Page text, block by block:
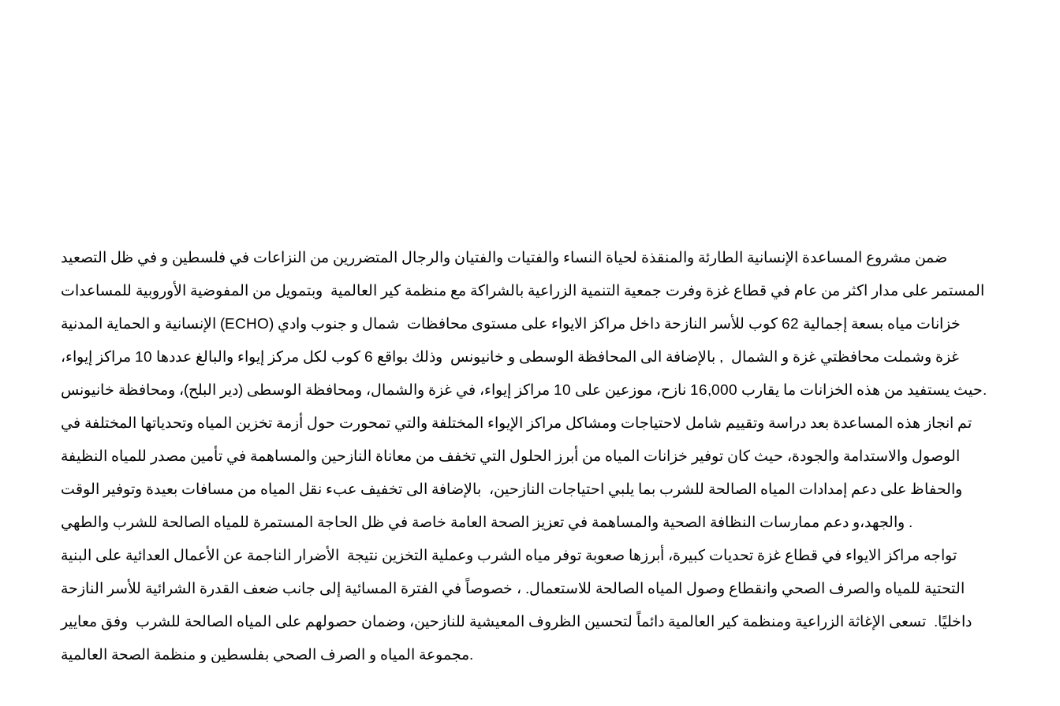
ضمن مشروع المساعدة الإنسانية الطارئة والمنقذة لحياة النساء والفتيات والفتيان والرجال المتضررين من النزاعات في فلسطين و في ظل التصعيد
المستمر على مدار اكثر من عام في قطاع غزة وفرت جمعية التنمية الزراعية بالشراكة مع منظمة كير العالمية وبتمويل من المفوضية الأوروبية للمساعدات
الإنسانية و الحماية المدنية (ECHO) خزانات مياه بسعة إجمالية 62 كوب للأسر النازحة داخل مراكز الايواء على مستوى محافظات شمال و جنوب وادي
غزة وشملت محافظتي غزة و الشمال , بالإضافة الى المحافظة الوسطى و خانيونس وذلك بواقع 6 كوب لكل مركز إيواء والبالغ عددها 10 مراكز إيواء،
حيث يستفيد من هذه الخزانات ما يقارب 16,000 نازح، موزعين على 10 مراكز إيواء، في غزة والشمال، ومحافظة الوسطى (دير البلح)، ومحافظة خانيونس.
تم انجاز هذه المساعدة بعد دراسة وتقييم شامل لاحتياجات ومشاكل مراكز الإيواء المختلفة والتي تمحورت حول أزمة تخزين المياه وتحدياتها المختلفة في
الوصول والاستدامة والجودة، حيث كان توفير خزانات المياه من أبرز الحلول التي تخفف من معاناة النازحين والمساهمة في تأمين مصدر للمياه النظيفة
والحفاظ على دعم إمدادات المياه الصالحة للشرب بما يلبي احتياجات النازحين، بالإضافة الى تخفيف عبء نقل المياه من مسافات بعيدة وتوفير الوقت
والجهد،و دعم ممارسات النظافة الصحية والمساهمة في تعزيز الصحة العامة خاصة في ظل الحاجة المستمرة للمياه الصالحة للشرب والطهي .
تواجه مراكز الايواء في قطاع غزة تحديات كبيرة، أبرزها صعوبة توفر مياه الشرب وعملية التخزين نتيجة الأضرار الناجمة عن الأعمال العدائية على البنية
التحتية للمياه والصرف الصحي وانقطاع وصول المياه الصالحة للاستعمال. ، خصوصاً في الفترة المسائية إلى جانب ضعف القدرة الشرائية للأسر النازحة
داخليًا. تسعى الإغاثة الزراعية ومنظمة كير العالمية دائماً لتحسين الظروف المعيشية للنازحين، وضمان حصولهم على المياه الصالحة للشرب وفق معايير
مجموعة المياه و الصرف الصحي بفلسطين و منظمة الصحة العالمية.